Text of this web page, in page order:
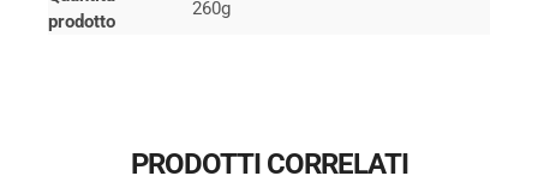
prodotto
260g
PRODOTTI CORRELATI